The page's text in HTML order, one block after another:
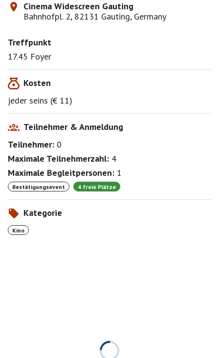
Cinema Widescreen Gauting
Bahnhofpl. 2, 82131 Gauting, Germany
Treffpunkt
17.45 Foyer
Kosten
jeder seins (€ 11)
Teilnehmer & Anmeldung
Teilnehmer: 0
Maximale Teilnehmerzahl: 4
Maximale Begleitpersonen: 1
Bestätigungsevent 4 freie Plätze
Kategorie
Kino